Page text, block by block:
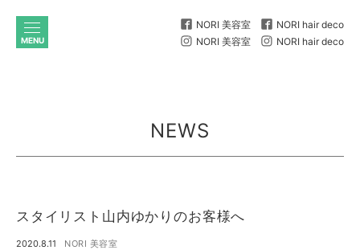
NORI 美容室
NORI hair deco
NORI 美容室
NORI hair deco
MENU
NEWS
スタイリスト山内ゆかりのお客様へ
2020.8.11 NORI 美容室